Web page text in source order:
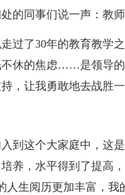
的同事们说一声：教师
过了30年的教育教学
休的焦虑……是领导
，让我勇敢地去战胜
到这个大家庭中，这
养，水平得到了提高
生阅历更加丰富，我